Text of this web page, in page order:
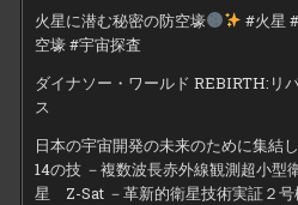
火星に潜む秘密の防空壕
#火星
空壕 #宇宙探査
ダイナソー・ワールド REBIRTH:リ
ス
日本の宇宙開発の未来のために集結
14の技 －複数波長赤外線観測超小型
星 Z-Sat －革新的衛星技術実証２号